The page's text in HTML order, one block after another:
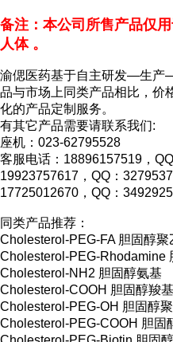
备注：本公司所售产品仅
人体 。
渝偲医药基于自主研发—生产
品与市场上同类产品相比，价
化的产品定制服务。
有其它产品需要请联系我们:
座机：023-62795528
客服电话：18896157519，
19923757617，QQ：
17725012670，QQ：
同类产品推荐：
Cholesterol-PEG-FA 胆固醇聚
Cholesterol-PEG-Rhodamine
Cholesterol-NH2 胆固醇氨基
Cholesterol-COOH 胆固醇羧基
Cholesterol-PEG-OH 胆固醇
Cholesterol-PEG-COOH 胆固